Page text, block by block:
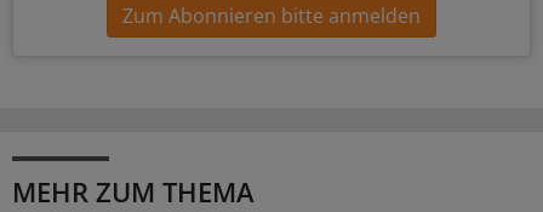
Zum Abonnieren bitte anmelden
MEHR ZUM THEMA